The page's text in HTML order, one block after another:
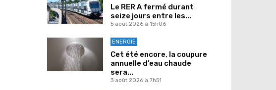
Le RER A fermé durant
seize jours entre les...
5 août 2026 à 15h06
ENERGIE
Cet été encore, la coupure
annuelle d’eau chaude
sera...
3 août 2026 à 7h51